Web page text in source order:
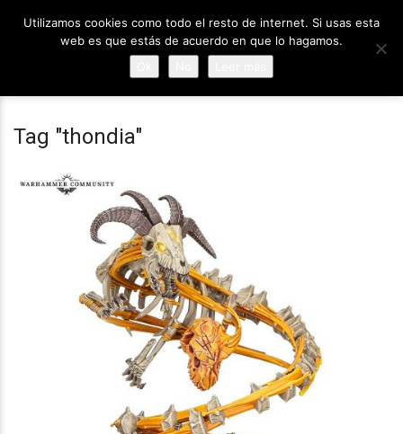
Tag "thondia"
Utilizamos cookies como todo el resto de internet. Si usas esta
web es que estás de acuerdo en que lo hagamos.